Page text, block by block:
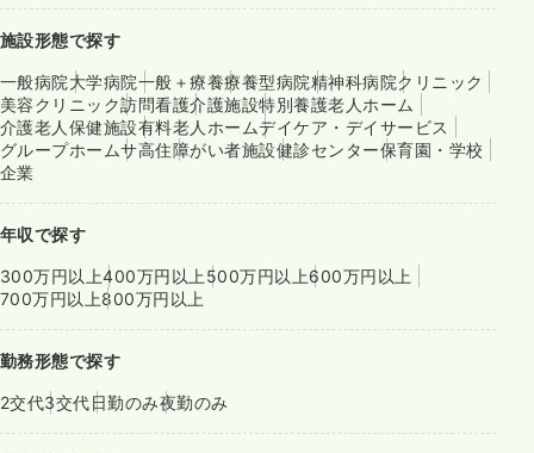
施設形態で探す
一般病院大学病院一般＋療養療養型病院精神科病院クリニック
美容クリニック訪問看護介護施設特別養護老人ホーム
介護老人保健施設有料老人ホームデイケア・デイサービス
グループホームサ高住障がい者施設健診センター保育園・学校
企業
年収で探す
300万円以上400万円以上 500万円以上600万円以上
700万円以上800万円以上
勤務形態で探す
2交代3交代日勤のみ夜勤のみ